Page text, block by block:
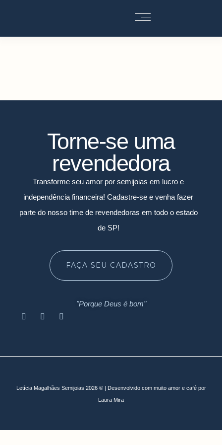
Torne-se uma
revendedora
Transforme seu amor por semijoias em lucro e
independência financeira! Cadastre-se e venha fazer
parte do nosso time de revendedoras em todo o estado
de SP!
FAÇA SEU CADASTRO
"Porque Deus é bom"
Letícia Magalhães Semijoias 2026 © | Desenvolvido com muito amor e café por
Laura Mira